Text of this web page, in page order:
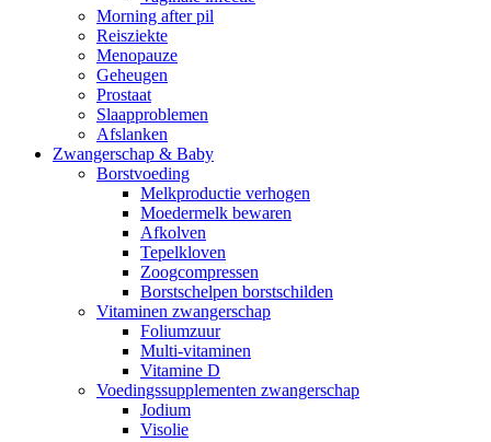
Morning after pil
Reisziekte
Menopauze
Geheugen
Prostaat
Slaapproblemen
Afslanken
Zwangerschap & Baby
Borstvoeding
Melkproductie verhogen
Moedermelk bewaren
Afkolven
Tepelkloven
Zoogcompressen
Borstschelpen borstschilden
Vitaminen zwangerschap
Foliumzuur
Multi-vitaminen
Vitamine D
Voedingssupplementen zwangerschap
Jodium
Visolie